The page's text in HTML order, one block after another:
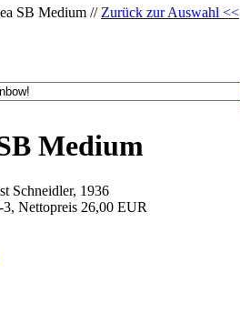
SB Medium // Zurück zur Auswahl <<
Medium
Schneidler, 1936
Nettopreis 26,00 EUR